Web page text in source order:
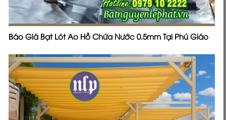
Báo Giá Bạt Lót Ao Hồ Chứa Nước 0.5mm Tại Phú Giáo